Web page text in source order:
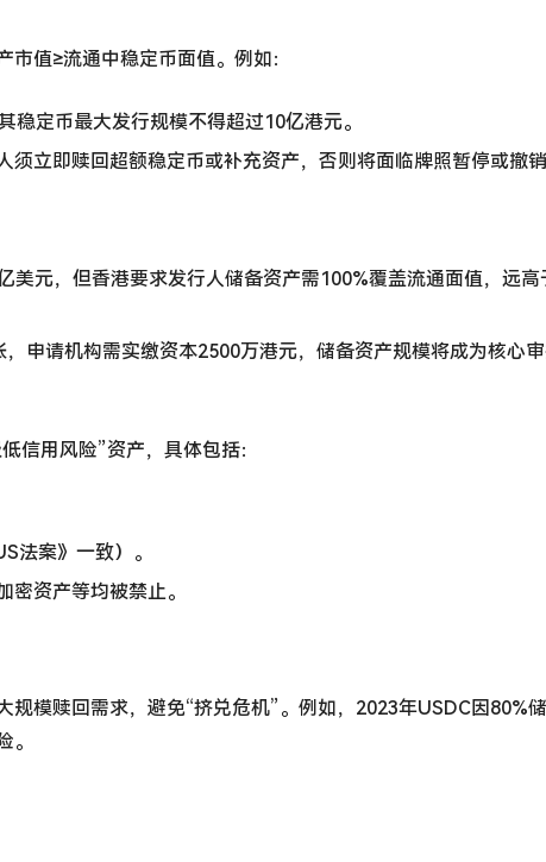
值≥流通中稳定币面值。例如：
定币最大发行规模不得超过10亿港元。
立即赎回超额稳定币或补充资产，否则将面临牌照暂停或撤销
美元，但香港要求发行人储备资产需100%覆盖流通面值，远
申请机构需实缴资本2500万港元，储备资产规模将成为核心审
信用风险”资产，具体包括：
法案》一致）。
密资产等均被禁止。
规模赎回需求，避免“挤兑危机”。例如，2023年USDC因80%
。